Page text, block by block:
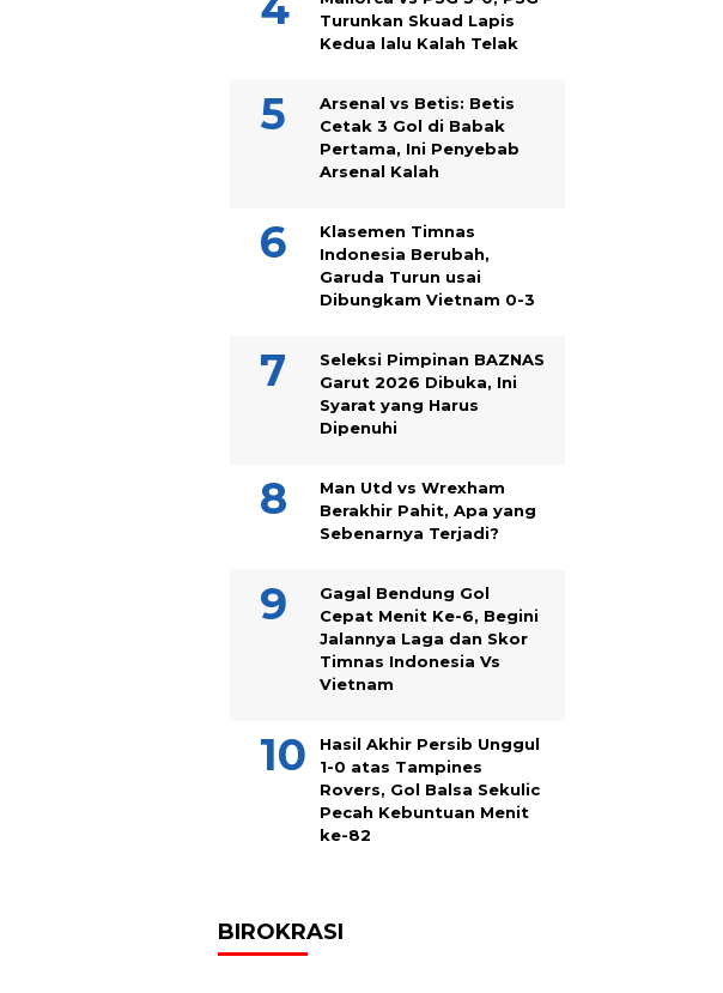
Turunkan Skuad Lapis
Kedua lalu Kalah Telak
Arsenal vs Betis: Betis
Cetak 3 Gol di Babak
Pertama, Ini Penyebab
Arsenal Kalah
Klasemen Timnas
Indonesia Berubah,
Garuda Turun usai
Dibungkam Vietnam 0-3
Seleksi Pimpinan BAZNAS
Garut 2026 Dibuka, Ini
Syarat yang Harus
Dipenuhi
Man Utd vs Wrexham
Berakhir Pahit, Apa yang
Sebenarnya Terjadi?
Gagal Bendung Gol
Cepat Menit Ke-6, Begini
Jalannya Laga dan Skor
Timnas Indonesia Vs
Vietnam
Hasil Akhir Persib Unggul
1-0 atas Tampines
Rovers, Gol Balsa Sekulic
Pecah Kebuntuan Menit
ke-82
BIROKRASI